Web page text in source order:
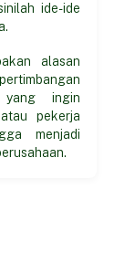
ide-ide
alasan
yang ingin
pekerja
menjadi